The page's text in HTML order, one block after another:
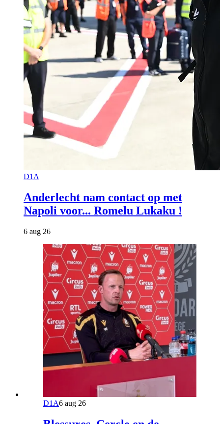
D1A
Anderlecht nam contact op met
Napoli voor... Romelu Lukaku !
6 aug 26
D1A6 aug 26